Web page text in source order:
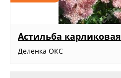
Астильба карликовая
Деленка ОКС